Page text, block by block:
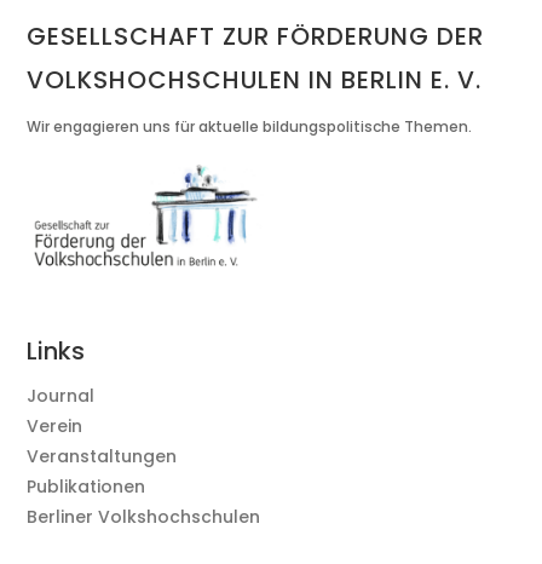
GESELLSCHAFT ZUR FÖRDERUNG DER
VOLKSHOCHSCHULEN IN BERLIN E. V.
Wir engagieren uns für aktuelle bildungspolitische Themen.
Links
Journal
Verein
Veranstaltungen
Publikationen
Berliner Volkshochschulen